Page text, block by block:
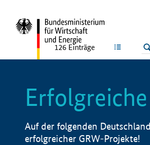
LISTE
126 Einträge
Auf der folgenden
erfolgreicher GRW-Projekte!